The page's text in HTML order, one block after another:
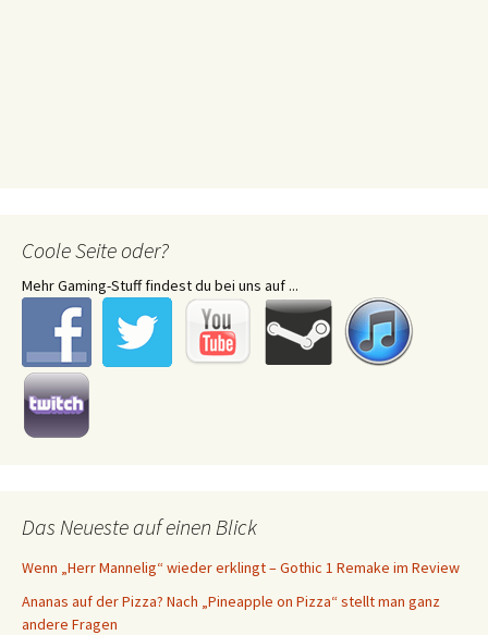
Coole Seite oder?
Mehr Gaming-Stuff findest du bei uns auf ...
Das Neueste auf einen Blick
Wenn „Herr Mannelig“ wieder erklingt – Gothic 1 Remake im Review
Ananas auf der Pizza? Nach „Pineapple on Pizza“ stellt man ganz
andere Fragen